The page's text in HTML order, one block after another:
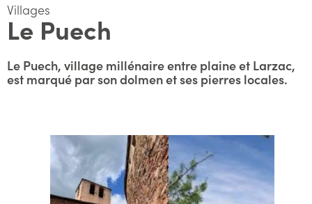
Villages
Le Puech
Le Puech, village millénaire entre plaine et Larzac,
est marqué par son dolmen et ses pierres locales.